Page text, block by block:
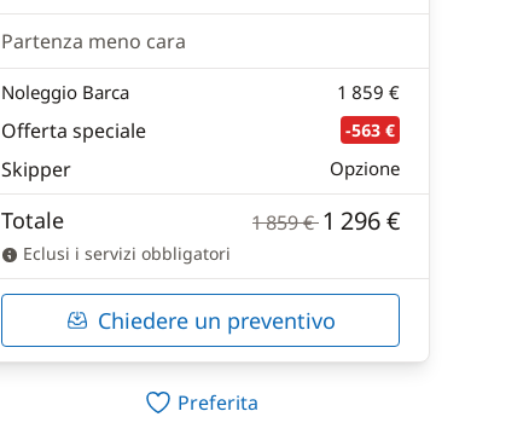
Partenza meno cara
Noleggio Barca 1 859 €
Offerta speciale -563 €
Skipper Opzione
Totale 1 859 €1 296 €
Eclusi i servizi obbligatori
Chiedere un preventivo
Preferita